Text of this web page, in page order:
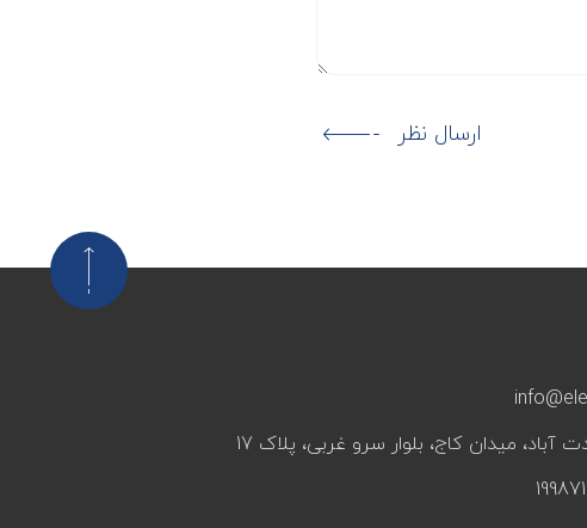
ارسال نظر
آباد، میدان کاج، بلوار سرو غربی، پلاک 17